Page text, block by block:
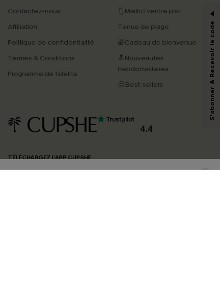
Contactez-nous
Affiliation
Politique de confidentialité
Termes & Conditions
Programme de fidélité
🩱Maillot ventre plat
Tenue de plage
🎁Cadeau de bienvenue
🔝Nouveautés
hebdomadaires
😍Best-sellers
4.4
TÉLÉCHARGEZ L’APP CUPSHE
-15% dès 2 Achetés par E-mail
*Un code par commande, valable une seule fois.
En soumettant votre adresse e-mail, vous acceptez de recevoir des e-mails
marketing (y compris du contenu généré par l'IA) de Cupshe et
reconnaissez avoir pris connaissance de nos
pouvons utiliser les données collectées sur notre site ainsi que des
produits susceptibles de vous intéresser, conformément à notre
Politique de
confidentialité
. Vous pouvez vous désabonner à tout moment.
S'abonner & Recevoir le code